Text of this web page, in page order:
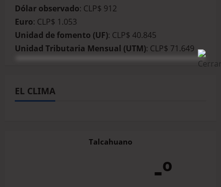
Dólar observado: CLP$ 912
Euro: CLP$ 1.053
Unidad de fomento (UF): CLP$ 40.845
Unidad Tributaria Mensual (UTM): CLP$ 71.649
EL CLIMA
Talcahuano
-º